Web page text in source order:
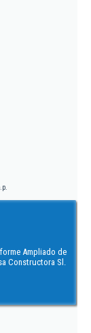
Ampliado de
Constructora Sl.